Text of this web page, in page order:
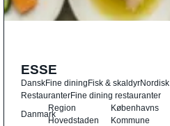
ESSE
DanskFine diningFisk & skaldyrNordisk
RestauranterFine dining restauranter
Danmark
Region
Hovedstaden
Københavns
Kommune